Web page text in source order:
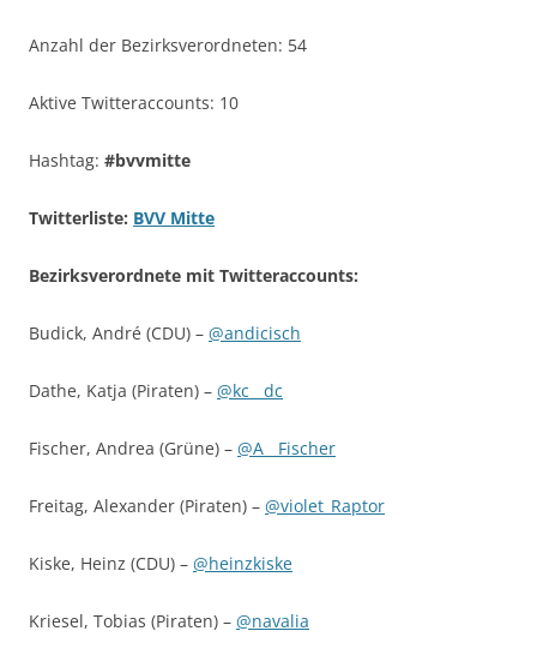
Anzahl der Bezirksverordneten: 54
Aktive Twitteraccounts: 10
Hashtag: #bvvmitte
Twitterliste: BVV Mitte
Bezirksverordnete mit Twitteraccounts:
Budick, André (CDU) – @andicisch
Dathe, Katja (Piraten) – @kc__dc
Fischer, Andrea (Grüne) – @A__Fischer
Freitag, Alexander (Piraten) – @violet_Raptor
Kiske, Heinz (CDU) – @heinzkiske
Kriesel, Tobias (Piraten) – @navalia